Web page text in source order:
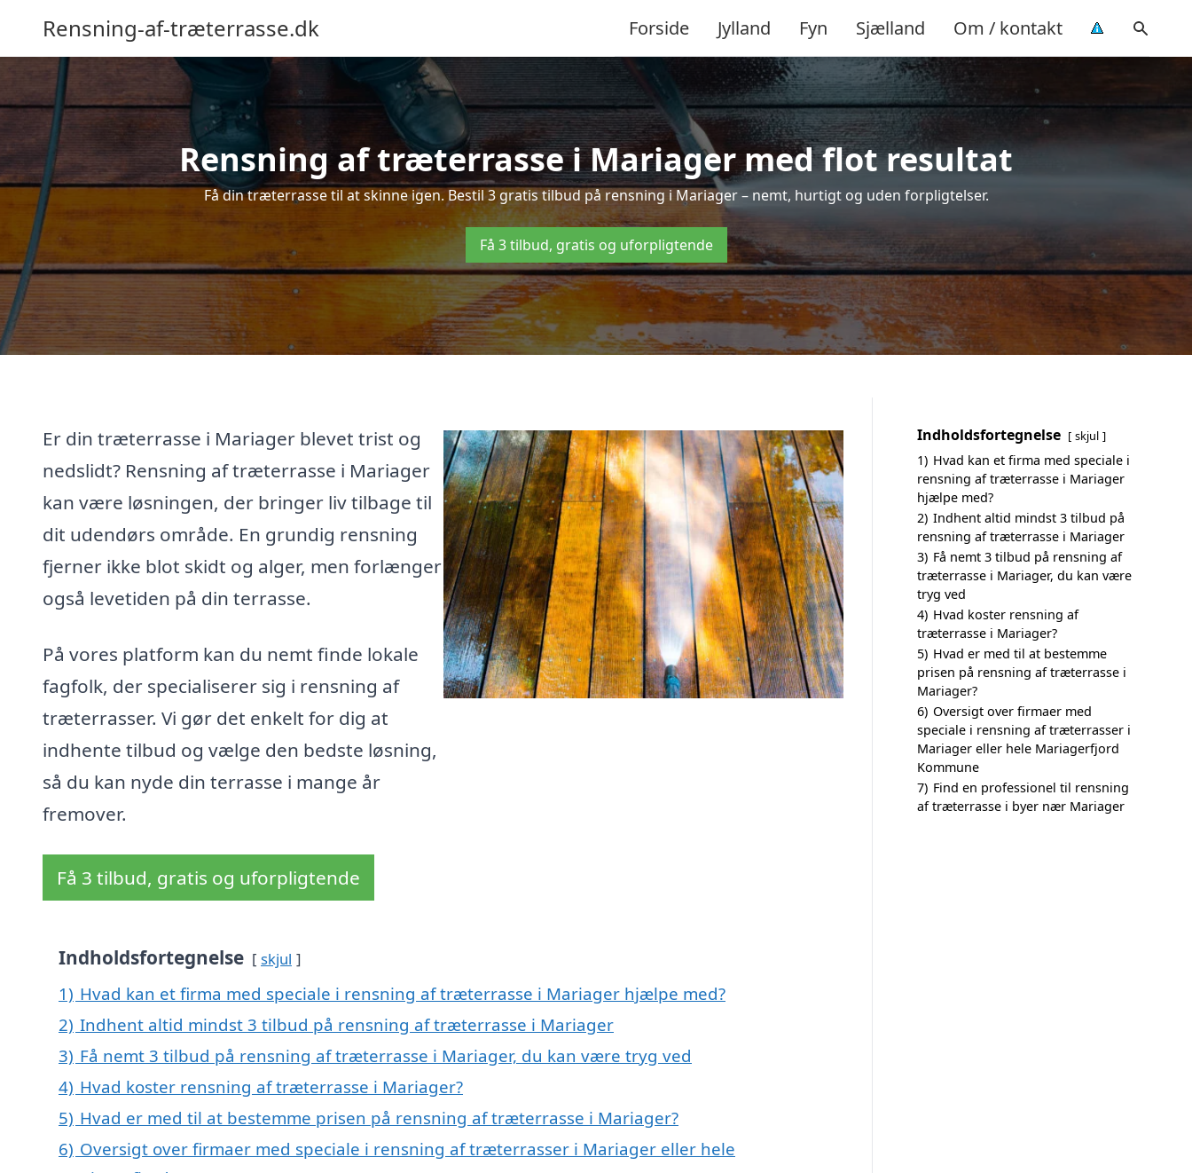
Rensning-af-træterrasse.dk Forside Jylland Fyn Sjælland Om / kontakt
Rensning af træterrasse i Mariager med flot resultat
Få din træterrasse til at skinne igen. Bestil 3 gratis tilbud på rensning i Mariager – nemt, hurtigt og uden forpligtelser.
Få 3 tilbud, gratis og uforpligtende
Er din træterrasse i Mariager blevet trist og
nedslidt? Rensning af træterrasse i Mariager
kan være løsningen, der bringer liv tilbage til
dit udendørs område. En grundig rensning
fjerner ikke blot skidt og alger, men forlænger
også levetiden på din terrasse.
På vores platform kan du nemt finde lokale
fagfolk, der specialiserer sig i rensning af
træterrasser. Vi gør det enkelt for dig at
indhente tilbud og vælge den bedste løsning,
så du kan nyde din terrasse i mange år
fremover.
Få 3 tilbud, gratis og uforpligtende
Indholdsfortegnelse skjul
1) Hvad kan et firma med speciale i rensning af træterrasse i Mariager hjælpe med?
2) Indhent altid mindst 3 tilbud på rensning af træterrasse i Mariager
3) Få nemt 3 tilbud på rensning af træterrasse i Mariager, du kan være tryg ved
4) Hvad koster rensning af træterrasse i Mariager?
5) Hvad er med til at bestemme prisen på rensning af træterrasse i Mariager?
6) Oversigt over firmaer med speciale i rensning af træterrasser i Mariager eller hele
Indholdsfortegnelse skjul
1) Hvad kan et firma med speciale i
rensning af træterrasse i Mariager
hjælpe med?
2) Indhent altid mindst 3 tilbud på
rensning af træterrasse i Mariager
3) Få nemt 3 tilbud på rensning af
træterrasse i Mariager, du kan være
tryg ved
4) Hvad koster rensning af
træterrasse i Mariager?
5) Hvad er med til at bestemme
prisen på rensning af træterrasse i
Mariager?
6) Oversigt over firmaer med
speciale i rensning af træterrasser i
Mariager eller hele Mariagerfjord
Kommune
7) Find en professionel til rensning
af træterrasse i byer nær Mariager